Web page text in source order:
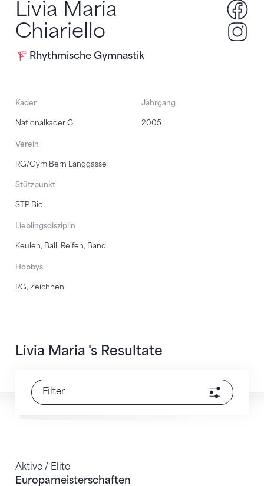
Livia Maria
Chiariello
Rhythmische Gymnastik
Kader
Nationalkader C
Jahrgang
2005
Verein
RG/Gym Bern Länggasse
Stützpunkt
STP Biel
Lieblingsdisziplin
Keulen, Ball, Reifen, Band
Hobbys
RG, Zeichnen
Livia Maria 's Resultate
Filter
Aktive / Elite
Europameisterschaften